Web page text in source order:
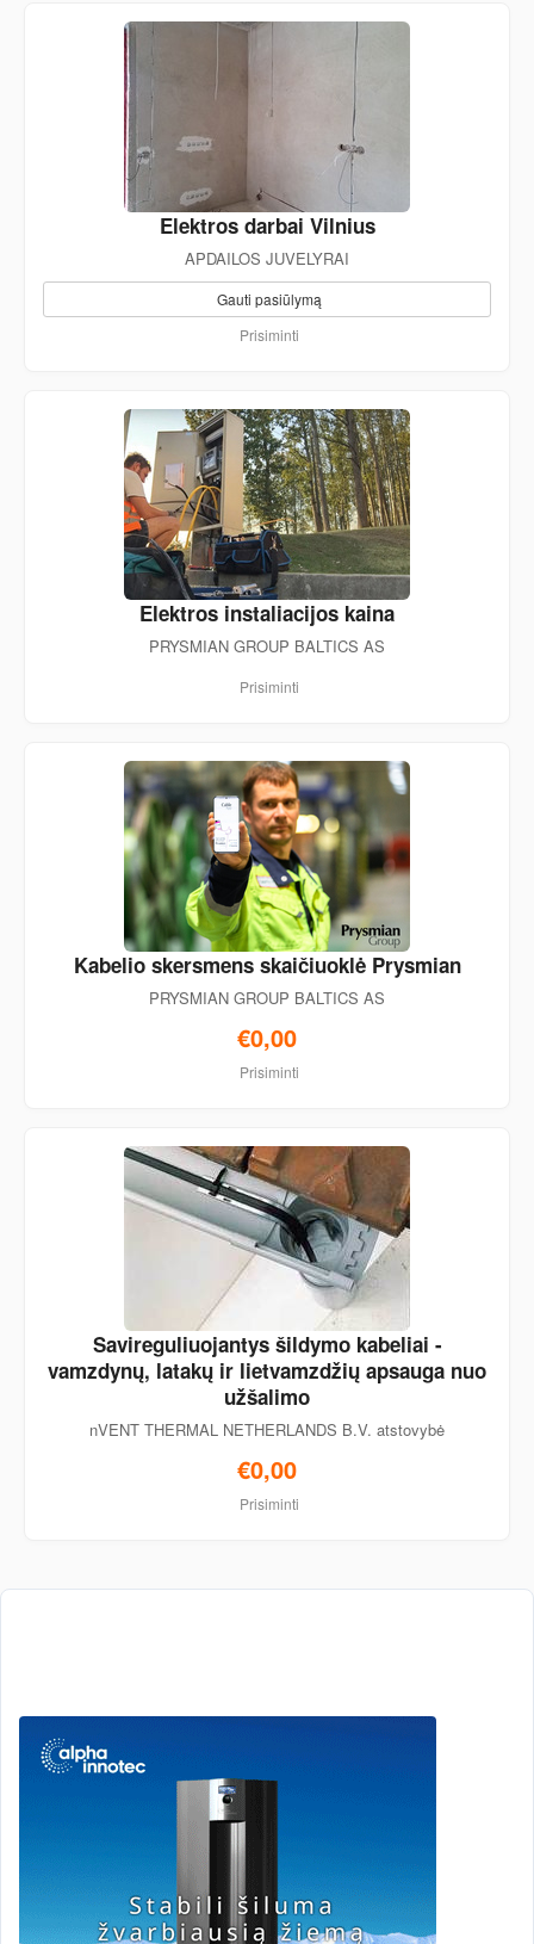
Elektros darbai Vilnius
APDAILOS JUVELYRAI
Gauti pasiūlymą
Prisiminti
Elektros instaliacijos kaina
PRYSMIAN GROUP BALTICS AS
Prisiminti
Kabelio skersmens skaičiuoklė Prysmian
PRYSMIAN GROUP BALTICS AS
€0,00
Prisiminti
Savireguliuojantys šildymo kabeliai -
vamzdynų, latakų ir lietvamzdžių apsauga nuo
užšalimo
nVENT THERMAL NETHERLANDS B.V. atstovybė
€0,00
Prisiminti